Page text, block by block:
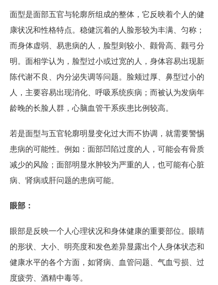
面型是面部五官与轮廓所组成的整体，它反映着个人的健
康状况和性格特点。稳健沉着的人脸形较为丰满、匀称；
而身体虚弱、易患病的人，脸型则较小、颧骨高、颧弓分
明。面相学认为，脸型过小或过宽的人，身体容易出现新
陈代谢不良、内分泌失调等问题。脸颊过厚、鼻型过小的
人，主要容易出现消化、呼吸系统疾病；而被认为发病年
龄晚的长脸人群，心脑血管干系疾患比例较高。
若是面型与五官轮廓明显变化过大而不协调，就需要警惕
患病的可能性。例如：面部凹陷过度的人，可能会有骨质
减少的风险；面部明显水肿较为严重的人，也可能有心脏
病、肾病或肝问题的患病可能。
眼部：
眼部是反映一个人心理状况和身体健康的重要部位。眼睛
的形状、大小、明亮度和发色差异显露出个人身体状态和
健康水平的各个方面，如肾病、血管问题、气血亏损、过
度疲劳、酒精中毒等。